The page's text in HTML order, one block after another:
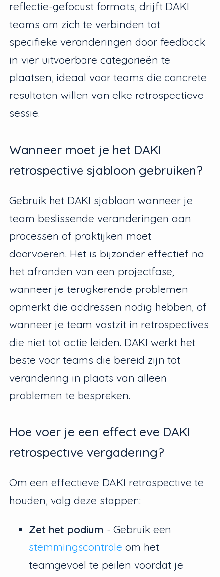
reflectie-gefocust formats, drijft DAKI
teams om zich te verbinden tot
specifieke veranderingen door feedback
in vier uitvoerbare categorieën te
plaatsen, ideaal voor teams die concrete
resultaten willen van elke retrospectieve
sessie.
Wanneer moet je het DAKI
retrospective sjabloon gebruiken?
Gebruik het DAKI sjabloon wanneer je
team beslissende veranderingen aan
processen of praktijken moet
doorvoeren. Het is bijzonder effectief na
het afronden van een projectfase,
wanneer je terugkerende problemen
opmerkt die addressen nodig hebben, of
wanneer je team vastzit in retrospectives
die niet tot actie leiden. DAKI werkt het
beste voor teams die bereid zijn tot
verandering in plaats van alleen
problemen te bespreken.
Hoe voer je een effectieve DAKI
retrospective vergadering?
Om een effectieve DAKI retrospective te
houden, volg deze stappen:
Zet het podium - Gebruik een
stemmingscontrole om het
teamgevoel te peilen voordat je